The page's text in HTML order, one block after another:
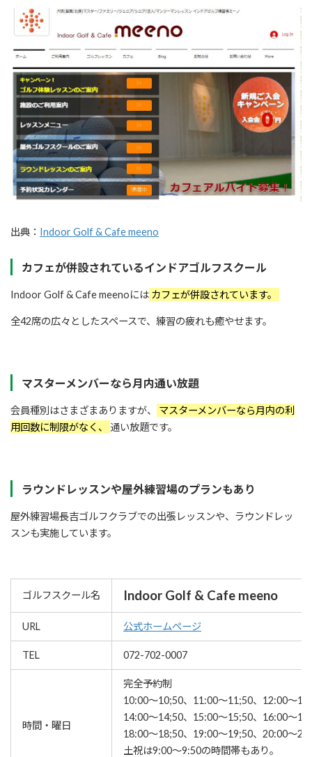
出典： Indoor Golf & Cafe meeno
カフェが併設されているインドアゴルフスクール
Indoor Golf & Cafe meenoには カフェが併設されています。
全42席の広々としたスペースで、練習の疲れも癒やせます。
マスターメンバーなら月内通い放題
会員種別はさまざまありますが、
マスターメンバーなら月内の利
用回数に制限がなく、 通い放題です。
ラウンドレッスンや屋外練習場のプランもあり
屋外練習場長吉ゴルフクラブでの出張レッスンや、ラウンドレッ
スンも実施しています。
ゴルフスクール名 Indoor Golf & Cafe meeno
URL 公式ホームページ
TEL 072-702-0007
時間・曜日
完全予約制
10:00〜10;50、11:00〜11;50、12:00〜
14:00〜14;50、15:00〜15;50、16:00〜
18:00〜18;50、19:00〜19;50、20:00〜
土祝は9:00〜9:50の時間帯もあり。